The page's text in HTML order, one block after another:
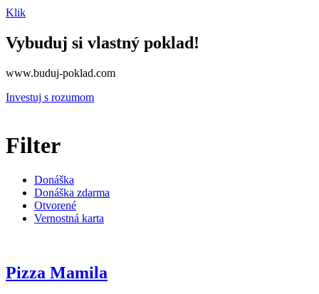
Klik
Vybuduj si vlastný poklad!
www.buduj-poklad.com
Investuj s rozumom
Filter
Donáška
Donáška zdarma
Otvorené
Vernostná karta
Pizza Mamila